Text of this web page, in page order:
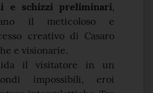
e schizzi preliminari,
il meticoloso e
creativo di Casaro
e visionarie.
il visitatore in un
impossibili, eroi